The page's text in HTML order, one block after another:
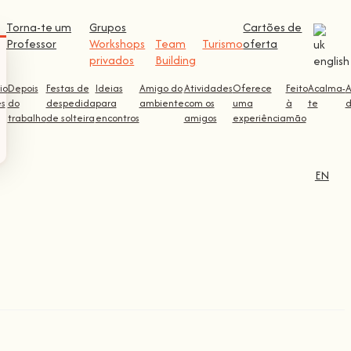
Depois
do
trabalho
Festas de
despedida
de solteira
Ideias
para
encontros
Amigo do
ambiente
Atividades
com os
amigos
Oferece
uma
experiência
Feito
à
mão
Acalma-
te
Torna-te um
Professor
Grupos
Workshops
privados
Team
Building
Turismo
Cartões de
oferta
EN